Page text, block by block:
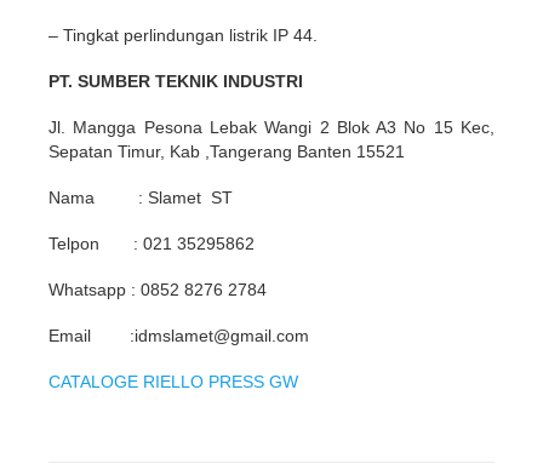
– Tingkat perlindungan listrik IP 44.
PT. SUMBER TEKNIK INDUSTRI
Jl. Mangga Pesona Lebak Wangi 2 Blok A3 No 15 Kec,
Sepatan Timur, Kab ,Tangerang Banten 15521
Nama : Slamet ST
Telpon : 021 35295862
Whatsapp : 0852 8276 2784
Email :idmslamet@gmail.com
CATALOGE RIELLO PRESS GW